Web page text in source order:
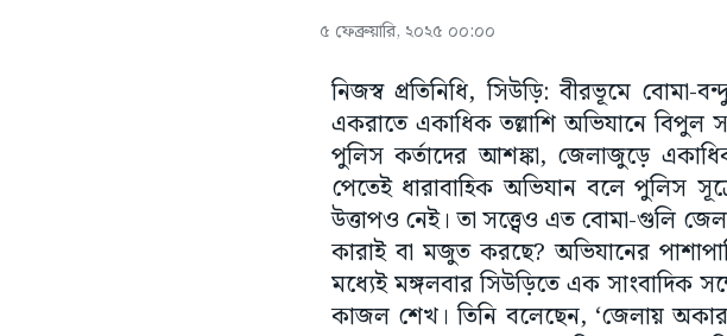
৫ ফেব্রুয়ারি, ২০২৫ ০০:০০
নিজস্ব প্রতিনিধি, সিউড়ি: বীরভূমে
একরাতে একাধিক তল্লাশি অভিযানে বিপুল
পুলিস কর্তাদের আশঙ্কা, জেলাজুড়ে
পেতেই ধারাবাহিক অভিযান বলে পুলিস
উত্তাপও নেই। তা সত্ত্বেও এত বোমা-গুলি
কারাই বা মজুত করছে? অভিযানের
মধ্যেই মঙ্গলবার সিউড়িতে এক সাংবাদিক
কাজল শেখ। তিনি বলেছেন, ‘জেলায়